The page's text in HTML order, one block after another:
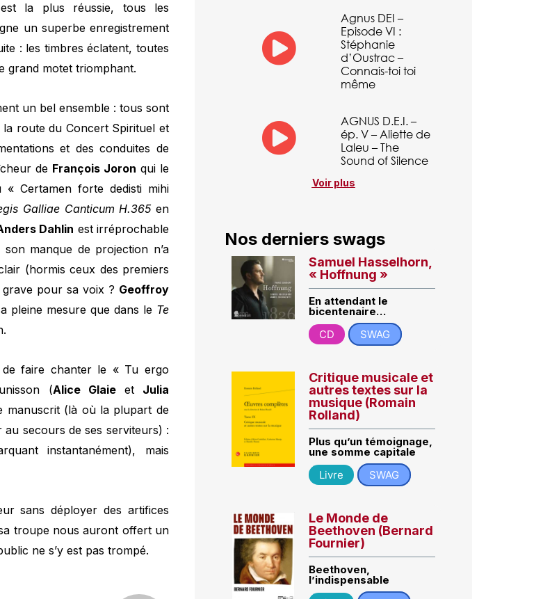
est la plus réussie, tous les
un superbe enregistrement
: les timbres éclatent, toutes
grand motet triomphant.
un bel ensemble : tous sont
route du Concert Spirituel et
et des conduites de
de François Joron qui le
Certamen forte dedisti mihi
Galliae Canticum H.365en
Dahlin est irréprochable
son manque de projection n’a
(hormis ceux des premiers
pour sa voix ? Geoffroy
pleine mesure que dans le Te
faire chanter le « Tu ergo
(Alice Glaie et Julia
manuscrit (là où la plupart de
secours de ses serviteurs) :
instantanément), mais
sans déployer des artifices
troupe nous auront offert un
ne s’y est pas trompé.
Agnus DEI –
Episode VI :
Stéphanie
d’Oustrac –
Connais-toi toi
même
AGNUS D.E.I. –
ép. V – Aliette de
Laleu – The
Sound of Silence
Voir plus
Nos derniers swags
Samuel Hasselhorn,
« Hoffnung »
En attendant le
bicentenaire…
CD
SWAG
Critique musicale et
autres textes sur la
musique (Romain
Rolland)
Plus qu’un témoignage,
une somme capitale
Livre
SWAG
Le Monde de
Beethoven (Bernard
Fournier)
Beethoven,
l’indispensable